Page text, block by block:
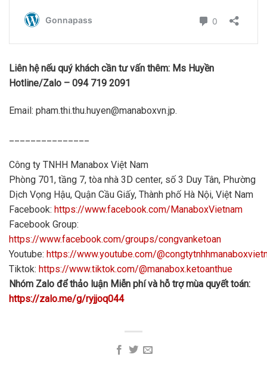
Liên hệ nếu quý khách cần tư vấn thêm: Ms Huyền
Hotline/Zalo – 094 719 2091
Email: pham.thi.thu.huyen@manaboxvn.jp.
Công ty TNHH Manabox Việt Nam
Phòng 701, tầng 7, tòa nhà 3D center, số 3 Duy Tân, Phường
Dịch Vọng Hậu, Quận Cầu Giấy, Thành phố Hà Nội, Việt Nam
Facebook: https://www.facebook.com/ManaboxVietnam
Facebook Group:
https://www.facebook.com/groups/congvanketoan
Youtube: https://www.youtube.com/
Tiktok: https://www.tiktok.com/@manabox.ketoanthue
Nhóm Zalo để thảo luận Miễn phí và hỗ trợ mùa quyết toán:
https://zalo.me/g/ryjjoq044